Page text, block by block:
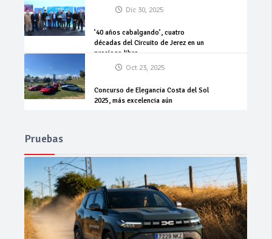
Dic 30, 2025
’40 años cabalgando’, cuatro
décadas del Circuito de Jerez en un
precioso libro
Oct 23, 2025
Concurso de Elegancia Costa del Sol
2025, más excelencia aún
Pruebas